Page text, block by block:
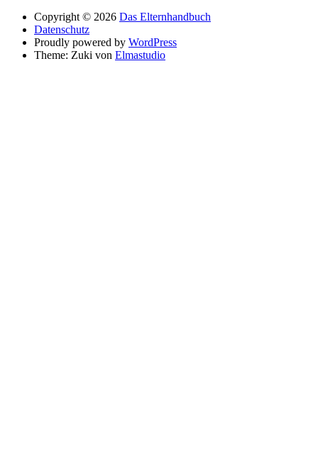
Copyright © 2026 Das Elternhandbuch
Datenschutz
Proudly powered by WordPress
Theme: Zuki von Elmastudio